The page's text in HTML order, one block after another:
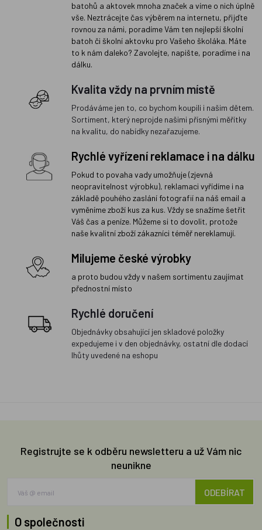
batohů a aktovek mnoha značek a víme o nich úplně
vše. Neztrácejte čas výběrem na internetu, přijďte
rovnou za námi, poradíme Vám ten nejlepší školní
batoh či školní aktovku pro Vašeho školáka. Máte
to k nám daleko? Zavolejte, napište, poradíme i na
dálku.
Kvalita vždy na prvním místě
Prodáváme jen to, co bychom koupili i našim dětem.
Sortiment, který neprojde našimi přísnými měřítky
na kvalitu, do nabídky nezařazujeme.
Rychlé vyřízení reklamace i na dálku
Pokud to povaha vady umožňuje (zjevná
neopravitelnost výrobku), reklamaci vyřídíme i na
základě pouhého zaslání fotografií na náš email a
vyměníme zboží kus za kus. Vždy se snažíme šetřit
Váš čas a peníze. Můžeme si to dovolit, protože
naše kvalitní zboží zákazníci téměř nereklamují.
Milujeme české výrobky
a proto budou vždy v našem sortimentu zaujímat
přednostní místo
Rychlé doručení
Objednávky obsahující jen skladové položky
expedujeme i v den objednávky, ostatní dle dodací
lhůty uvedené na eshopu
Registrujte se k odběru newsletteru a už Vám nic
neunikne
ODEBÍRAT
O společnosti